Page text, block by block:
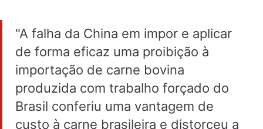
"A falha da China em impor e aplicar
de forma eficaz uma proibição à
importação de carne bovina
produzida com trabalho forçado do
Brasil conferiu uma vantagem de
custo à carne brasileira e distorceu a